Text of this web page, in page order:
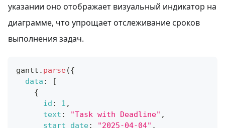
указании оно отображает визуальный индикатор на
диаграмме, что упрощает отслеживание сроков
выполнения задач.
gantt . parse({
data :
[
{
id : 1 ,
text : "Task with Deadline" ,
start_date: "2025-04-04" ,